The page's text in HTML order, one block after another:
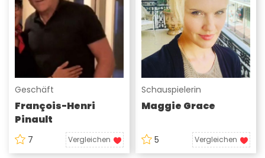
Geschäft
François-Henri
Pinault
7 Vergleichen
Schauspielerin
Maggie Grace
5 Vergleichen